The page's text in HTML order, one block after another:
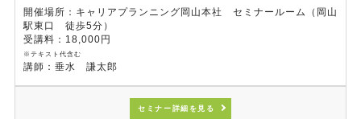
きるスキルを身につける研修です。
開催場所：キャリアプランニング岡山本社 セミナールーム（岡山
駅東口 徒歩5分）
受講料：18,000円
※テキスト代含む
講師：垂水 謙太郎
セミナー詳細を見る